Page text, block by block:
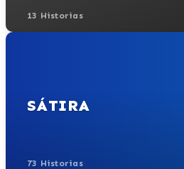
13 Historias
SÁTIRA
73 Historias